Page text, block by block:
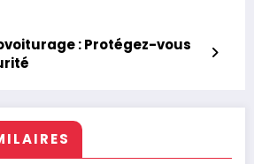
: Protégez-vous